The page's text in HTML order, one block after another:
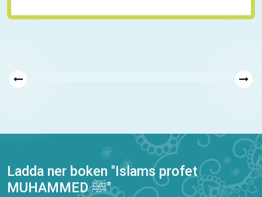
Ladda ner boken "Islams profet
MUHAMMED ﷺ"